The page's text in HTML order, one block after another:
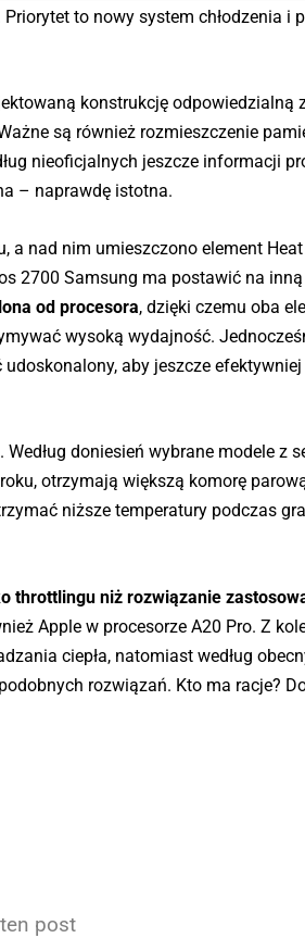
to nowy system chłodzenia i
konstrukcję odpowiedzialną
są również rozmieszczenie
nieoficjalnych jeszcze informacji
– naprawdę istotna.
a nad nim umieszczono element
2700 Samsung ma postawić na inną
od procesora, dzięki czemu oba
wysoką wydajność.
aby jeszcze efektywniej
doniesień wybrane modele z
otrzymają większą komorę
niższe temperatury podczas
throttlingu niż rozwiązanie
Apple w procesorze A20 Pro. Z
ciepła, natomiast według
rozwiązań. Kto ma racje?
post